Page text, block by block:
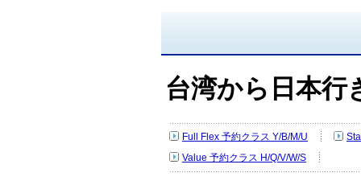
台湾から日本行
Full Flex 予約クラス Y/B/M/U
Value 予約クラス H/Q/V/W/S